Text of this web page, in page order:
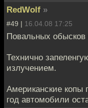
RedWolf »
#49 | 16.04.08 17:25
Повальных обысков
Технично
излучением.
Американские
год автомобили